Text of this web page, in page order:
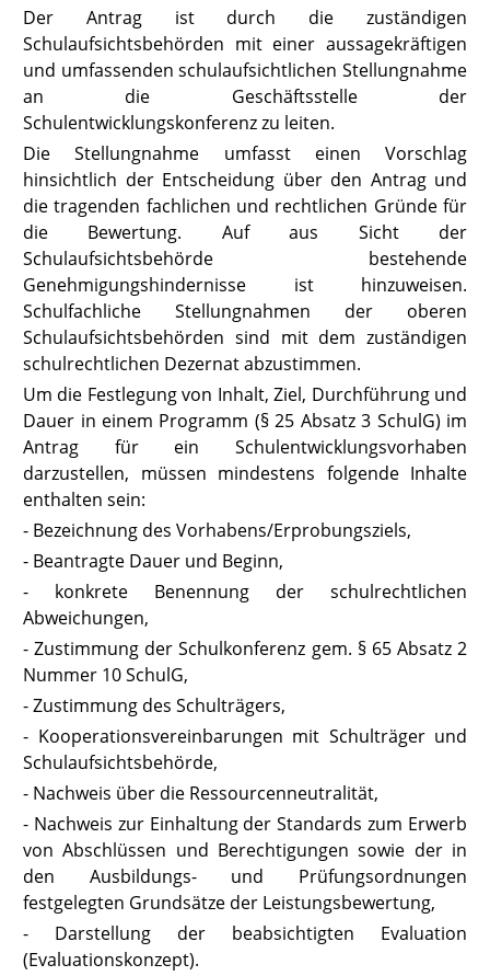
Der Antrag ist durch die zuständigen
Schulaufsichtsbehörden mit einer aussagekräftigen
und umfassenden schulaufsichtlichen Stellungnahme
an die Geschäftsstelle der
Schulentwicklungskonferenz zu leiten.
Die Stellungnahme umfasst einen Vorschlag
hinsichtlich der Entscheidung über den Antrag und
die tragenden fachlichen und rechtlichen Gründe für
die Bewertung. Auf aus Sicht der
Schulaufsichtsbehörde bestehende
Genehmigungshindernisse ist hinzuweisen.
Schulfachliche Stellungnahmen der oberen
Schulaufsichtsbehörden sind mit dem zuständigen
schulrechtlichen Dezernat abzustimmen.
Um die Festlegung von Inhalt, Ziel, Durchführung und
Dauer in einem Programm (§ 25 Absatz 3 SchulG) im
Antrag für ein Schulentwicklungsvorhaben
darzustellen, müssen mindestens folgende Inhalte
enthalten sein:
- Bezeichnung des Vorhabens/Erprobungsziels,
- Beantragte Dauer und Beginn,
- konkrete Benennung der schulrechtlichen
Abweichungen,
- Zustimmung der Schulkonferenz gem. § 65 Absatz 2
Nummer 10 SchulG,
- Zustimmung des Schulträgers,
- Kooperationsvereinbarungen mit Schulträger und
Schulaufsichtsbehörde,
- Nachweis über die Ressourcenneutralität,
- Nachweis zur Einhaltung der Standards zum Erwerb
von Abschlüssen und Berechtigungen sowie der in
den Ausbildungs- und Prüfungsordnungen
festgelegten Grundsätze der Leistungsbewertung,
- Darstellung der beabsichtigten Evaluation
(Evaluationskonzept).